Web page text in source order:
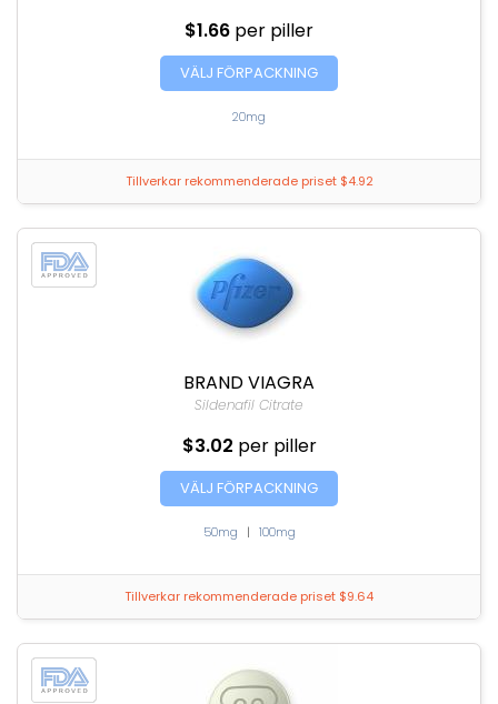
$1.66 per piller
VÄLJ FÖRPACKNING
20mg
Tillverkar rekommenderade priset $4.92
BRAND VIAGRA
Sildenafil Citrate
$3.02 per piller
VÄLJ FÖRPACKNING
50mg | 100mg
Tillverkar rekommenderade priset $9.64